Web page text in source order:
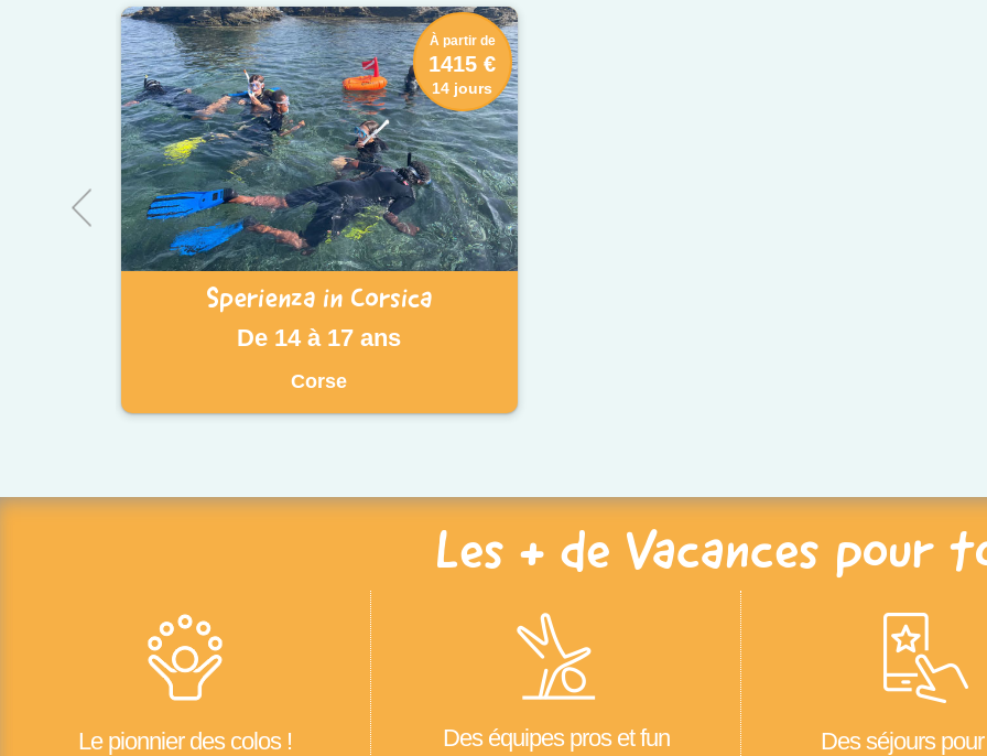
Sperienza in Corsica
De 14 à 17 ans
Corse
À partir de
1415 €
14 jours
Les + de Vacances pour
Le pionnier des colos ! Des équipes pros et fun Des séjours